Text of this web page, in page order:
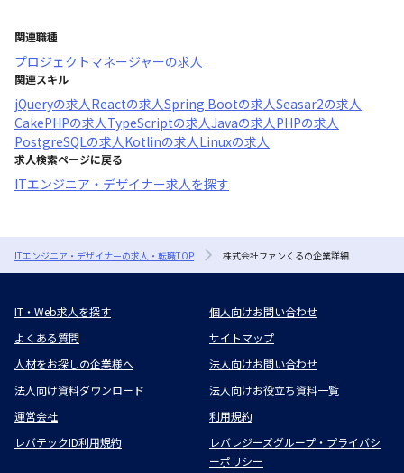
関連職種
プロジェクトマネージャーの求人
関連スキル
jQueryの求人 Reactの求人Spring Bootの求人Seasar2の求人
CakePHPの求人 TypeScriptの求人Javaの求人 PHPの求人
PostgreSQLの求人 Kotlinの求人 Linuxの求人
求人検索ページに戻る
ITエンジニア・デザイナー求人を探す
ITエンジニア・デザイナーの求人・転職TOP 株式会社ファンくるの企業詳細
IT・Web求人を探す
個人向けお問い合わせ
よくある質問
サイトマップ
人材をお探しの企業様へ
法人向けお問い合わせ
法人向け資料ダウンロード
法人向けお役立ち資料一覧
運営会社
利用規約
レバテックID利用規約
レバレジーズグループ・プライバシ
ーポリシー